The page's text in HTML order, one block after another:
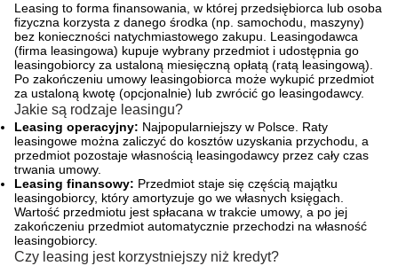
Leasing to forma finansowania, w której przedsiębiorca lub osoba
fizyczna korzysta z danego środka (np. samochodu, maszyny)
bez konieczności natychmiastowego zakupu. Leasingodawca
(firma leasingowa) kupuje wybrany przedmiot i udostępnia go
leasingobiorcy za ustaloną miesięczną opłatą (ratą leasingową).
Po zakończeniu umowy leasingobiorca może wykupić przedmiot
za ustaloną kwotę (opcjonalnie) lub zwrócić go leasingodawcy.
Jakie są rodzaje leasingu?
Leasing operacyjny: Najpopularniejszy w Polsce. Raty
leasingowe można zaliczyć do kosztów uzyskania przychodu, a
przedmiot pozostaje własnością leasingodawcy przez cały czas
trwania umowy.
Leasing finansowy: Przedmiot staje się częścią majątku
leasingobiorcy, który amortyzuje go we własnych księgach.
Wartość przedmiotu jest spłacana w trakcie umowy, a po jej
zakończeniu przedmiot automatycznie przechodzi na własność
leasingobiorcy.
Czy leasing jest korzystniejszy niż kredyt?